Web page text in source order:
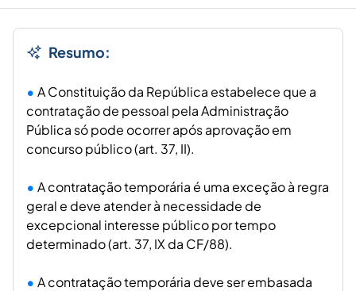
Resumo:
A Constituição da República estabelece que a
contratação de pessoal pela Administração
Pública só pode ocorrer após aprovação em
concurso público (art. 37, II).
A contratação temporária é uma exceção à regra
geral e deve atender à necessidade de
excepcional interesse público por tempo
determinado (art. 37, IX da CF/88).
A contratação temporária deve ser embasada